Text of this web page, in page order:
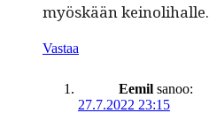
myöskään keinolihalle.
Vastaa
Eemil sanoo:
27.7.2022 23:15